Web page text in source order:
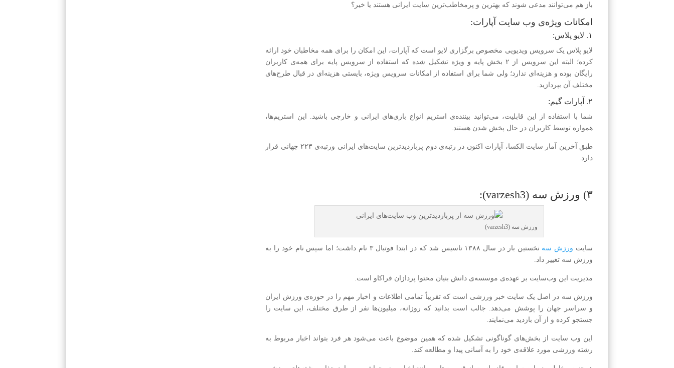
باز هم می‌توانند مدعی شوند که بهترین و پرمخاطب‌ترین سایت ایرانی هستند یا خیر؟
امکانات ویژه‌ی وب سایت آپارات:
۱. لایو پلاس:
لایو پلاس یک سرویس ویدیویی مخصوص برگزاری لایو است که آپارات، این امکان را برای همه مخاطبان خود ارائه
کرده؛ البته این سرویس از ۲ بخش پایه و ویژه تشکیل شده که استفاده از سرویس پایه برای همه‌ی کاربران
رایگان بوده و هزینه‌ای ندارد؛ ولی شما برای استفاده از امکانات سرویس ویژه، بایستی هزینه‌ای در قبال طرح‌های
مختلف آن بپردازید.
۲. آپارات گیم:
شما با استفاده از این قابلیت، می‌توانید بیننده‌ی استریم انواع بازی‌های ایرانی و خارجی باشید. این استریم‌ها،
همواره توسط کاربران در حال پخش شدن هستند.
طبق آخرین آمار سایت الکسا، آپارات اکنون در رتبه‌ی دوم پربازدیدترین سایت‌‌های ایرانی ورتبه‌ی ۲۲۳ جهانی قرار
دارد.
۳) ورزش سه (varzesh3):
ورزش سه (varzesh3)
سایت ورزش سه
نخستین بار در سال ۱۳۸۸ تاسیس شد که در ابتدا فوتبال ۳ نام داشت؛ اما سپس نام خود را به
ورزش سه تغییر داد.
مدیریت این وب‌سایت بر عهده‌ی موسسه‌ی دانش بنیان محتوا پردازان فراکاو است.
ورزش سه در اصل یک سایت خبر ورزشی است که تقریباً تمامی اطلاعات و اخبار مهم را در حوزه‌ی ورزش ایران
و سراسر جهان را پوشش می‌دهد. جالب است بدانید که روزانه، میلیون‌ها نفر از طرق مختلف، این سایت را
جستجو کرده و از آن بازدید می‌نمایند.
این وب سایت از بخش‌های گوناگونی تشکیل شده که همین موضوع باعث می‌شود هر فرد بتواند اخبار مربوط به
رشته ورزشی مورد علاقه‌ی خود را به آسانی پیدا و مطالعه کند.